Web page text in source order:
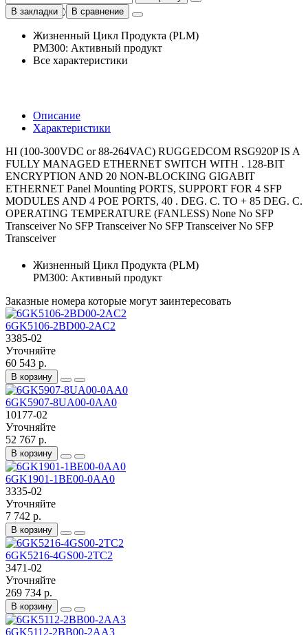
В закладки
В сравнение
Жизненный Цикл Продукта (PLM)
PM300: Активный продукт
Все характеристики
Описание
Характеристики
HI (100-300VDC or 88-264VAC) RUGGEDCOM RSG920P IS A
FULLY MANAGED ETHERNET SWITCH WITH . 128-BIT
ENCRYPTION AND 20 NON-BLOCKING GIGABIT
ETHERNET Panel Mounting PORTS, SUPPORT FOR 4 SFP
MODULES AND 4 POE PORTS, 40 . DEG. C. TO + 85 DEG. C.
OPERATING TEMPERATURE (FANLESS) None No SFP
Transceiver No SFP Transceiver No SFP Transceiver No SFP
Transceiver
Жизненный Цикл Продукта (PLM)
PM300: Активный продукт
Заказные номера которые могут заинтересовать
6GK5106-2BD00-2AC2
3385-02
Уточняйте
60 543 р.
В корзину
6GK5907-8UA00-0AA0
10177-02
Уточняйте
52 767 р.
В корзину
6GK1901-1BE00-0AA0
3335-02
Уточняйте
7 742 р.
В корзину
6GK5216-4GS00-2TC2
3471-02
Уточняйте
269 734 р.
В корзину
6GK5112-2BB00-2AA3